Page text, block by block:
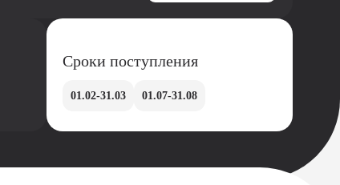
Сроки поступления
01.02-31.03 01.07-31.08